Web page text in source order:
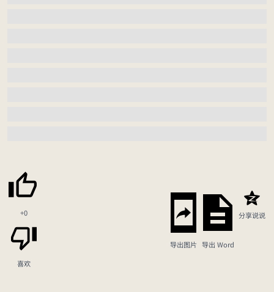
+0
喜欢
导出图片 导出 Word
分享说说